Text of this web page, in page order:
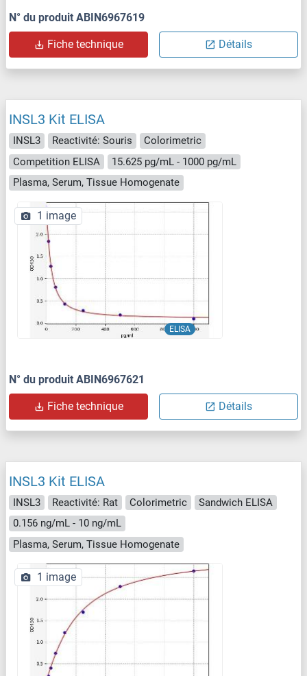
N° du produit ABIN6967619
Fiche technique Détails
INSL3 Kit ELISA
INSL3 Reactivité: Souris
Colorimetric
Competition ELISA
15.625 pg/mL - 1000 pg/mL
Plasma, Serum, Tissue Homogenate
ELISA
1 image
N° du produit ABIN6967621
Fiche technique Détails
INSL3 Kit ELISA
INSL3 Reactivité: Rat Colorimetric
Sandwich ELISA
0.156 ng/mL - 10 ng/mL
Plasma, Serum, Tissue Homogenate
1 image